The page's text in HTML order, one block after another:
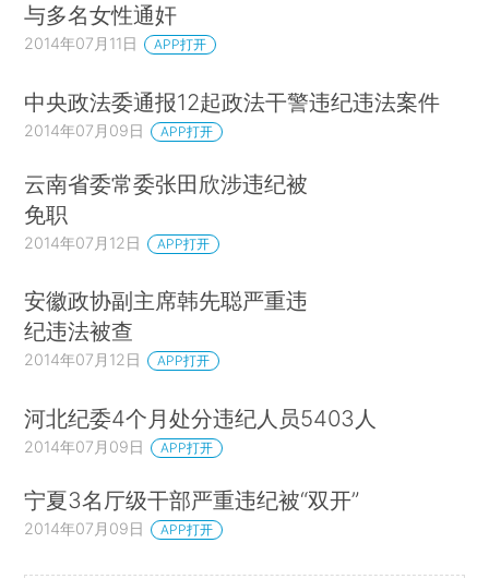
与多名女性通奸
2014年07月11日 APP打开
中央政法委通报12起政法干警违纪违法案件
2014年07月09日 APP打开
云南省委常委张田欣涉违纪被
免职
2014年07月12日 APP打开
安徽政协副主席韩先聪严重违
纪违法被查
2014年07月12日 APP打开
河北纪委4个月处分违纪人员5403人
2014年07月09日 APP打开
宁夏3名厅级干部严重违纪被“双开”
2014年07月09日 APP打开